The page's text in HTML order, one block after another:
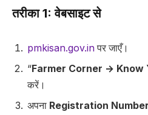
तरीका 1: वेबसाइट से
pmkisan.gov.inपर जाएँ।
“Farmer Corner → Know
करें।
अपना Registration Number